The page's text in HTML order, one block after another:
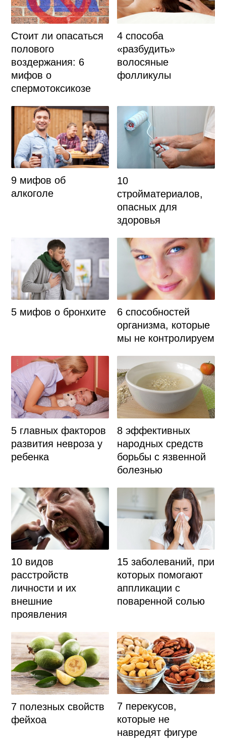
Стоит ли опасаться
полового
воздержания: 6
мифов о
спермотоксикозе
4 способа
«разбудить»
волосяные
фолликулы
9 мифов об
алкоголе
10
стройматериалов,
опасных для
здоровья
5 мифов о бронхите
6 способностей
организма, которые
мы не контролируем
5 главных факторов
развития невроза у
ребенка
8 эффективных
народных средств
борьбы с язвенной
болезнью
10 видов
расстройств
личности и их
внешние
проявления
15 заболеваний, при
которых помогают
аппликации с
поваренной солью
7 полезных свойств
фейхоа
7 перекусов,
которые не
навредят фигуре